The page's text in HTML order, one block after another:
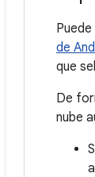
de
que
De
nube